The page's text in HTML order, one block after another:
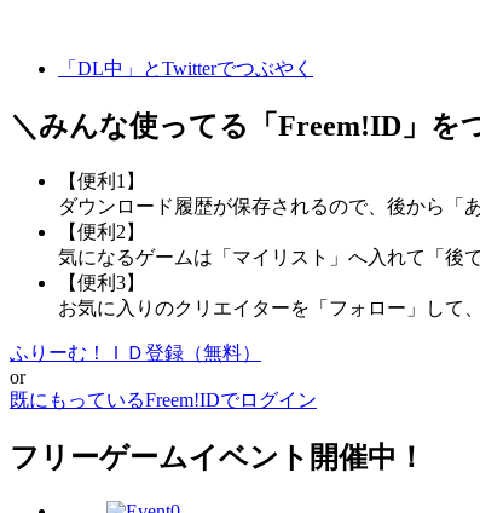
「DL中」とTwitterでつぶやく
＼みんな使ってる「 Freem!ID 」を
【便利1】
ダウンロード履歴が保存されるので、後から「
【便利2】
気になるゲームは「マイリスト」へ入れて「後
【便利3】
お気に入りのクリエイターを「フォロー」して
ふりーむ！ＩＤ登録（無料）
or
既にもっているFreem!IDでログイン
フリーゲームイベント開催中！